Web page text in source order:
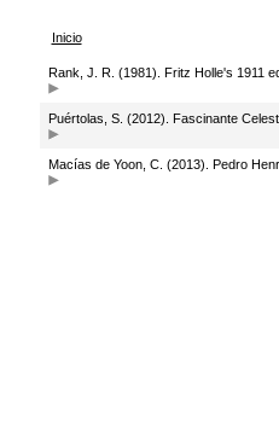
Inicio
Rank, J. R. (1981). Fritz Holle's 1911
Puértolas, S. (2012). Fascinante
Macías de Yoon, C. (2013). Pedro